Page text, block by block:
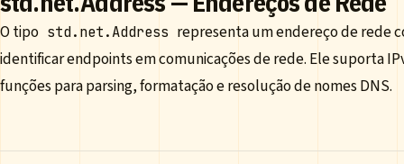
O tipo std.net.Address representa um endereço de rede
identificar endpoints em comunicações de rede. Ele suporta
funções para parsing, formatação e resolução de nomes DNS.